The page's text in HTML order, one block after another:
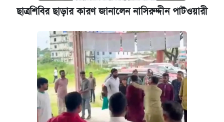
ছাত্রশিবির ছাড়ার কারণ জানালেন নাসিরুদ্দীন পাটওয়ারী